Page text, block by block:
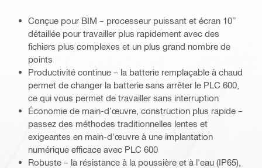
Conçue pour BIM – processeur puissant et écran 10”
détaillée pour travailler plus rapidement avec des
fichiers plus complexes et un plus grand nombre de
points
Productivité continue – la batterie remplaçable à chaud
permet de changer la batterie sans arrêter le PLC 600,
ce qui vous permet de travailler sans interruption
Économie de main-d’œuvre, construction plus rapide –
passez des méthodes traditionnelles lentes et
exigeantes en main-d'œuvre à une implantation
numérique efficace avec PLC 600
Robuste – la résistance à la poussière et à l'eau (IP65),